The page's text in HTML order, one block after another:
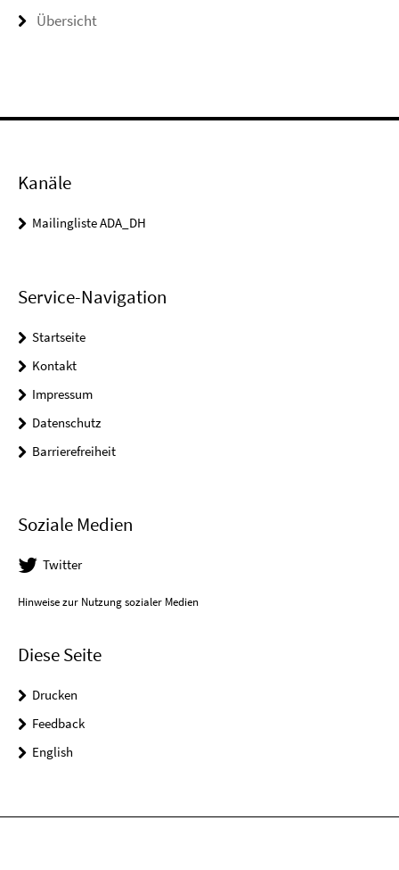
Übersicht
Kanäle
Mailingliste ADA_DH
Service-Navigation
Startseite
Kontakt
Impressum
Datenschutz
Barrierefreiheit
Soziale Medien
Twitter
Hinweise zur Nutzung sozialer Medien
Diese Seite
Drucken
Feedback
English